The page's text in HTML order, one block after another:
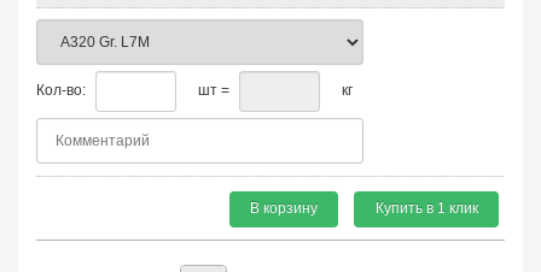
Кол-во: шт = кг
В корзину Купить в 1 клик